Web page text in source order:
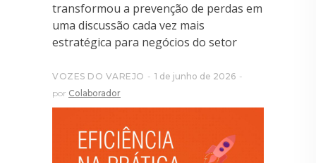
transformou a prevenção de perdas em
uma discussão cada vez mais
estratégica para negócios do setor
VOZES DO VAREJO
1 de junho de 2026
por Colaborador